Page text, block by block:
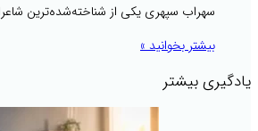
سهراب سپهری یکی از شناخته‌شده‌ترین
بیشتر بخوانید »
یادگیری بیشتر